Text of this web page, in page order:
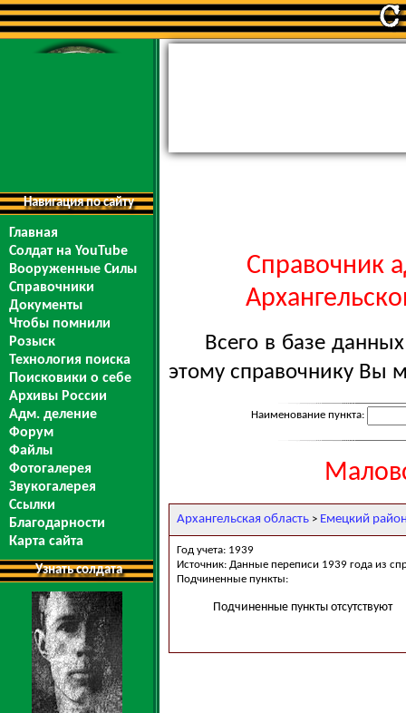
Навигация по сайту
Главная
Солдат на YouTube
Вооруженные Силы
Справочники
Документы
Чтобы помнили
Розыск
Технология поиска
Поисковики о себе
Архивы России
Адм. деление
Форум
Файлы
Фотогалерея
Звукогалерея
Ссылки
Благодарности
Карта сайта
Узнать солдата
Справочник
Всего в базе
этому справочнику Вы
Наименование пункта:
Архангельская область > Емецкий
Год учета: 1939
Источник: Данные переписи 1939 года из
Подчиненные пункты:
Подчиненные пункты отсутствуют